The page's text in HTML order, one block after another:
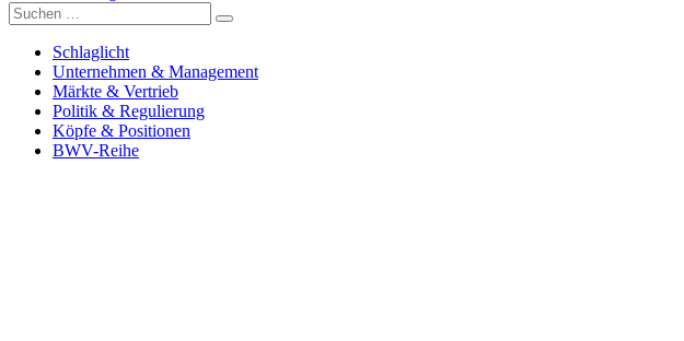
Versicherungswirtschaft-heute
Suche
nach:
Schlaglicht
Unternehmen & Management
Märkte & Vertrieb
Politik & Regulierung
Köpfe & Positionen
BWV-Reihe